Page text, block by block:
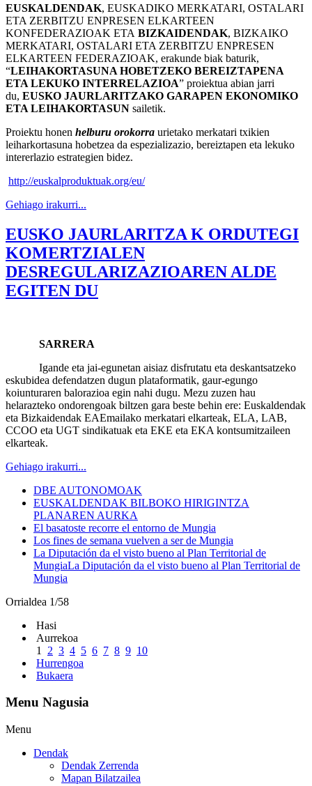
EUSKALDENDAK, EUSKADIKO MERKATARI, OSTALARI
ETA ZERBITZU ENPRESEN ELKARTEEN
KONFEDERAZIOAK ETA BIZKAIDENDAK, BIZKAIKO
MERKATARI, OSTALARI ETA ZERBITZU ENPRESEN
ELKARTEEN FEDERAZIOAK, erakunde biak baturik,
“LEIHAKORTASUNA HOBETZEKO BEREIZTAPENA
ETA LEKUKO INTERRELAZIOA” proiektua abian jarri
du, EUSKO JAURLARITZAKO GARAPEN EKONOMIKO
ETA LEIHAKORTASUN sailetik.
Proiektu honen helburu orokorra urietako merkatari txikien
leiharkortasuna hobetzea da espezializazio, bereiztapen eta lekuko
intererlazio estrategien bidez.
http://euskalproduktuak.org/eu/
Gehiago irakurri...
EUSKO JAURLARITZA K ORDUTEGI
KOMERTZIALEN
DESREGULARIZAZIOAREN ALDE
EGITEN DU
SARRERA
Igande eta jai-egunetan aisiaz disfrutatu eta deskantsatzeko
eskubidea defendatzen dugun plataformatik, gaur-egungo
koiunturaren balorazioa egin nahi dugu. Mezu zuzen hau
helarazteko ondorengoak biltzen gara beste behin ere: Euskaldendak
eta Bizkaidendak EAEmailako merkatari elkarteak, ELA, LAB,
CCOO eta UGT sindikatuak eta EKE eta EKA kontsumitzaileen
elkarteak.
Gehiago irakurri...
DBE AUTONOMOAK
EUSKALDENDAK BILBOKO HIRIGINTZA
PLANAREN AURKA
El basatoste recorre el entorno de Mungia
Los fines de semana vuelven a ser de Mungia
La Diputación da el visto bueno al Plan Territorial de
MungiaLa Diputación da el visto bueno al Plan Territorial de
Mungia
Orrialdea 1/58
Hasi
Aurrekoa
1
2 3 4 5 6 7 8 9 10
Hurrengoa
Bukaera
Menu Nagusia
Menu
Dendak
Dendak Zerrenda
Mapan Bilatzailea